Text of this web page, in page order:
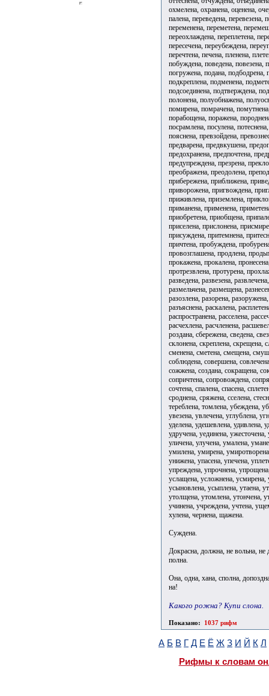
охмелена, охранена, оценена,
палена, переведена, перевезена,
переменена, переметена,
переохлаждена, переплетена,
пересечена, переубеждена,
перечтена, печена, пленена,
побуждена, поведена, повезена,
погружена, подана, подбодрена,
подкреплена, подменена,
подсоединена, подтверждена,
полонена, полуобнажена,
помирена, помрачена,
порабощена, поражена,
посрамлена, посулена,
пояснена, превзойдена,
предварена, предвкушена,
предохранена, предпочтена,
предупреждена, презрена,
преображена, преодолена,
прибережена, приближена,
приворожена, пригвождена,
приживлена, приземлена,
приманена, применена,
приобретена, приобщена,
приселена, прислонена,
присуждена, притемнена,
причтена, пробуждена,
провозглашена, продлена,
прокажена, прокалена,
протрезвлена, протурена,
разведена, развезена,
размельчена, размещена,
разозлена, разорена,
разъяснена, раскалена,
распространена, расселена,
расчехлена, расчленена,
роздана, сбережена, сведена,
склонена, скреплена, скрещена,
сменена, сметена, смещена,
соблюдена, совершена,
сожжена, создана, сокращена,
сопричтена, сопровождена,
сочтена, спалена, спасена,
сроднена, сряжена, сселена,
тереблена, томлена, убеждена,
увезена, увлечена, углублена,
уделена, удешевлена, удивлена,
удручена, уединена,
уличена, улучена, умалена,
умилена, умирена,
унижена, упасена, упечена,
упреждена, упрочнена,
услащена, усложнена, усмирена,
усыновлена, усыплена, утаена,
утолщена, утомлена, утончена,
учинена, учреждена, учтена,
хулена, чернена, щажена.
Суждена.
Докрасна, должна, не вольна,
полна.
Она, одна, хана, сполна,
на!
Какого рожна? Купи слона.
Показано: 1037 рифм
А Б В Г Д Е Ё Ж З И Й К Л
Рифмы к словам